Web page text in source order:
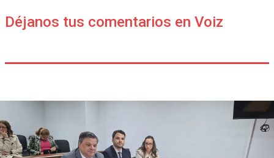
Déjanos tus comentarios en Voiz